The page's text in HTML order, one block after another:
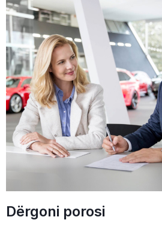
Dërgoni porosi